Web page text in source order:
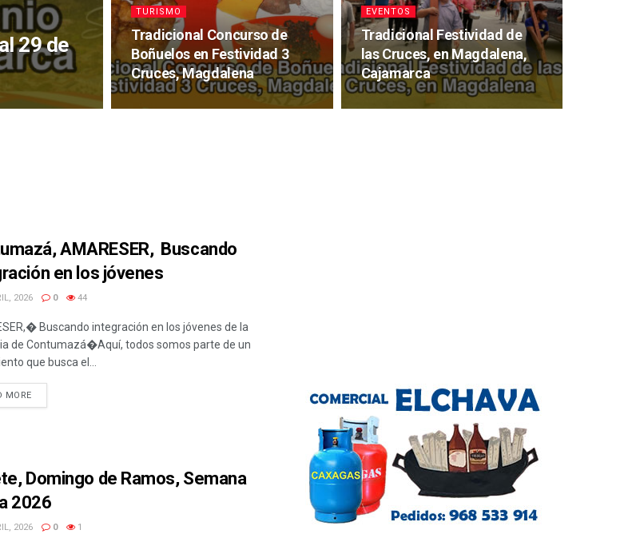
29 de
TURISMO
Tradicional Concurso de
Boñuelos en Festividad 3
Cruces, Magdalena
EVENTOS
Tradicional Festividad de
las Cruces, en Magdalena,
Cajamarca
AMARESER, Buscando
en los jóvenes
2026 0 44
Buscando integración en los jóvenes de la
de Contumazá�Aquí, todos somos parte de un
que busca el...
MORE
Domingo de Ramos, Semana
2026
2026 0 1